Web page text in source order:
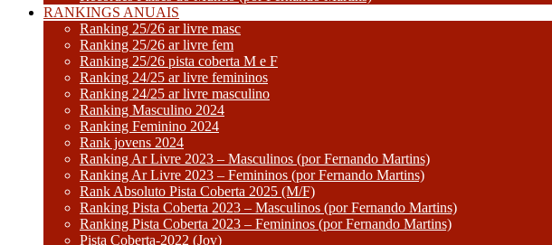
RANKINGS ANUAIS
Ranking 25/26 ar livre masc
Ranking 25/26 ar livre fem
Ranking 25/26 pista coberta M e F
Ranking 24/25 ar livre femininos
Ranking 24/25 ar livre masculino
Ranking Masculino 2024
Ranking Feminino 2024
Rank jovens 2024
Ranking Ar Livre 2023 – Masculinos (por Fernando Martins)
Ranking Ar Livre 2023 – Femininos (por Fernando Martins)
Rank Absoluto Pista Coberta 2025 (M/F)
Ranking Pista Coberta 2023 – Masculinos (por Fernando Martins)
Ranking Pista Coberta 2023 – Femininos (por Fernando Martins)
Pista Coberta-2022 (Jov)